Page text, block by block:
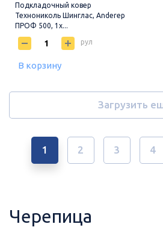
Подкладочный ковер
Технониколь Шинглас, Anderep
ПРОФ 500, 1х...
рул
В корзину
Загрузить
1 2 3 4
Черепица